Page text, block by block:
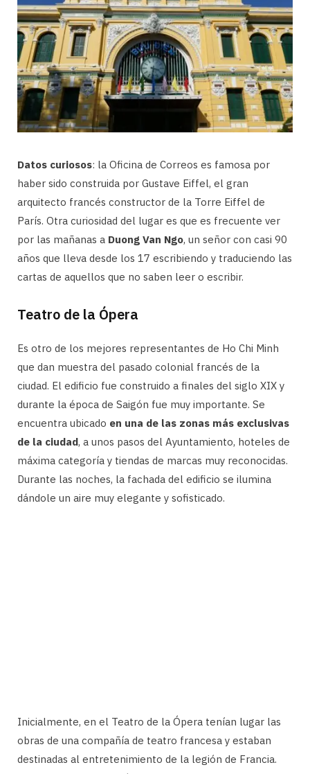
Datos curiosos: la Oficina de Correos es famosa por
haber sido construida por Gustave Eiffel, el gran
arquitecto francés constructor de la Torre Eiffel de
París. Otra curiosidad del lugar es que es frecuente ver
por las mañanas a Duong Van Ngo, un señor con casi 90
años que lleva desde los 17 escribiendo y traduciendo las
cartas de aquellos que no saben leer o escribir.
Teatro de la Ópera
Es otro de los mejores representantes de Ho Chi Minh
que dan muestra del pasado colonial francés de la
ciudad. El edificio fue construido a finales del siglo XIX y
durante la época de Saigón fue muy importante. Se
encuentra ubicado en una de las zonas más exclusivas
de la ciudad, a unos pasos del Ayuntamiento, hoteles de
máxima categoría y tiendas de marcas muy reconocidas.
Durante las noches, la fachada del edificio se ilumina
dándole un aire muy elegante y sofisticado.
Inicialmente, en el Teatro de la Ópera tenían lugar las
obras de una compañía de teatro francesa y estaban
destinadas al entretenimiento de la legión de Francia.